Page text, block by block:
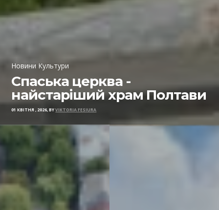
Новини Культури
Спаська церква -
найстаріший храм Полтави
01 КВІТНЯ , 2026, BYVIKTORIA FESIURA